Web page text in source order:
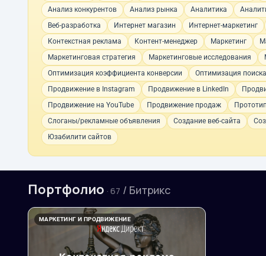
Анализ конкурентов
Анализ рынка Аналитика
Веб-разработка
Интернет магазин Интернет-маркетинг
Контекстная реклама
Контент-менеджер Маркетинг
Маркетинговая стратегия
Маркетинговые исследования
Оптимизация коэффициента конверсии
Оптимизация
Продвижение в Instagram
Продвижение в LinkedIn
Продвижение на YouTube
Продвижение продаж
Слоганы/рекламные объявления
Создание веб-сайта
Юзабилити сайтов
Портфолио · 67 / Битрикс
МАРКЕТИНГ И ПРОДВИЖЕНИЕ